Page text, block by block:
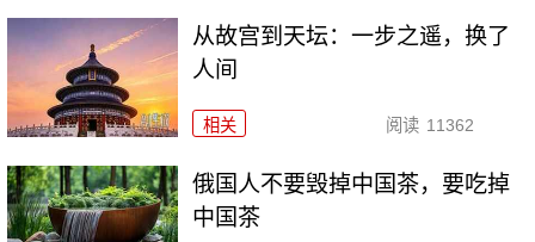
从故宫到天坛：一步之遥，换了
人间
相关 阅读 11362
俄国人不要毁掉中国茶，要吃掉
中国茶